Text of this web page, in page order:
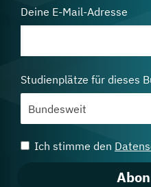
Deine E-Mail-Adresse
Studienplätze für dieses
Ich stimme den